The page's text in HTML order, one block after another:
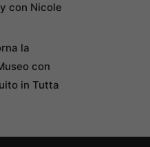
con Nicole
la
con
in Tutta